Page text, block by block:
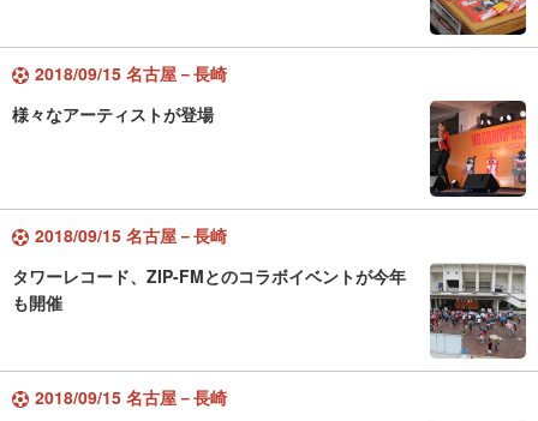
2018/09/15 名古屋－長崎
様々なアーティストが登場
2018/09/15 名古屋－長崎
タワーレコード、ZIP-FMとのコラボイベントが今年
も開催
2018/09/15 名古屋－長崎